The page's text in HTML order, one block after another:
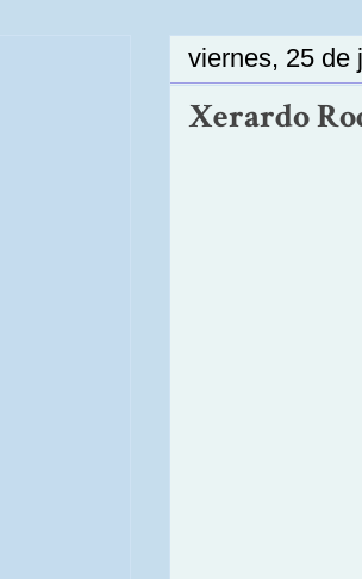
viernes, 25 de
Xerardo